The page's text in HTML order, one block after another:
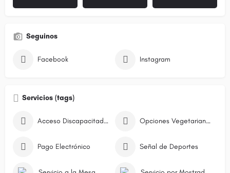
Seguinos
Facebook Instagram
Servicios (tags)
Acceso Discapacitados Opciones Vegetarianas
Pago Electrónico Señal de Deportes